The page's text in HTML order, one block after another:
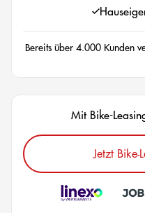
Bereits über 4.000 Kunden
Mit Bike-
Jetzt Bike-